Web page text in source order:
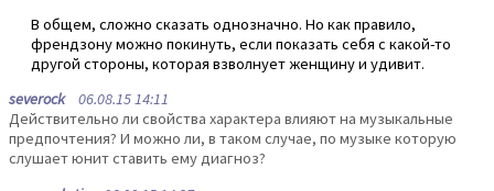
В общем, сложно сказать однозначно. Но как правило,
френдзону можно покинуть, если показать себя с какой-то
другой стороны, которая взволнует женщину и удивит.
severock06.08.15 14:11
Действительно ли свойства характера влияют на музыкальные
предпочтения? И можно ли, в таком случае, по музыке которую
слушает юнит ставить ему диагноз?